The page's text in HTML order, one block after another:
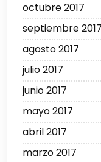
octubre 2017
septiembre 2017
agosto 2017
julio 2017
junio 2017
mayo 2017
abril 2017
marzo 2017